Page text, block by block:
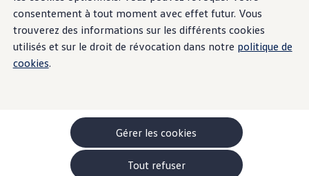
consentement à tout moment avec effet futur. Vous
trouverez des informations sur les différents cookies
utilisés et sur le droit de révocation dans notre politique de
cookies.
Tout refuser
Gérer les cookies
Golf
Tiguan
Tayron
ID.3 GTX FIRE+ICE
Brochure promotionelle
Véhicules en stock
Véhicules d'occasions
-> Volkswagen Financial Services (Leasing)
Listes de prix
d’ensemble.